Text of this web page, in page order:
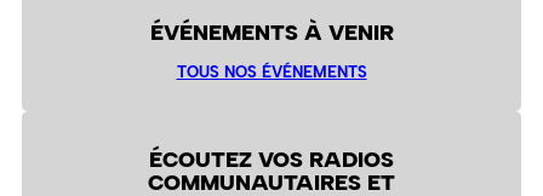
ÉVÉNEMENTS À VENIR
TOUS NOS ÉVÉNEMENTS
ÉCOUTEZ VOS RADIOS
COMMUNAUTAIRES ET